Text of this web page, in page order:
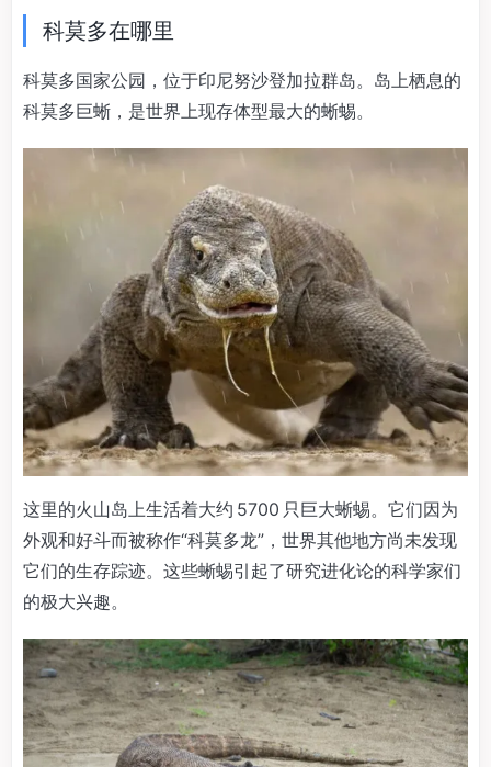
科莫多在哪里
科莫多国家公园，位于印尼努沙登加拉群岛。岛上栖息的
科莫多巨蜥，是世界上现存体型最大的蜥蜴。
这里的火山岛上生活着大约 5700 只巨大蜥蜴。它们因为
外观和好斗而被称作“科莫多龙”，世界其他地方尚未发现
它们的生存踪迹。这些蜥蜴引起了研究进化论的科学家们
的极大兴趣。